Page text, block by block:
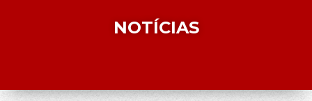
NOTÍCIAS